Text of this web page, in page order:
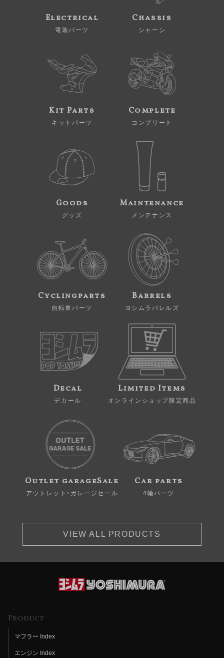
Electrical
電装パーツ
Chassis
シャーシ
Kit Parts
キットパーツ
Complete
コンプリート
Goods
グッズ
Maintenance
メンテナンス
Cyclingparts
自転車パーツ
Barrels
ヨシムラバレルズ
Decal
デカール
Limited Items
オンラインショップ限定商品
Outlet garageSale
アウトレット・ガレージセール
Car parts
4輪パーツ
VIEW ALL PRODUCTS
Product
マフラー Index
エンジン Index